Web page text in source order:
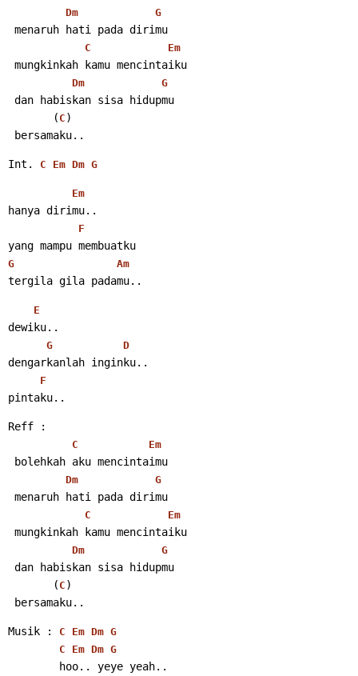
Dm G
menaruh hati pada dirimu
C Em
mungkinkah kamu mencintaiku
Dm G
dan habiskan sisa hidupmu
       (
C )
bersamaku..
Int. C Em Dm G
Em
hanya dirimu..
F
yang mampu membuatku
G Am
tergila gila padamu..
E
dewiku..
G D
dengarkanlah inginku..
F
pintaku..
Reff :
C Em
bolehkah aku mencintaimu
Dm G
menaruh hati pada dirimu
C Em
mungkinkah kamu mencintaiku
Dm G
dan habiskan sisa hidupmu
       (
C )
bersamaku..
Musik : C Em Dm G
C
Em Dm G
        hoo.. yeye yeah..